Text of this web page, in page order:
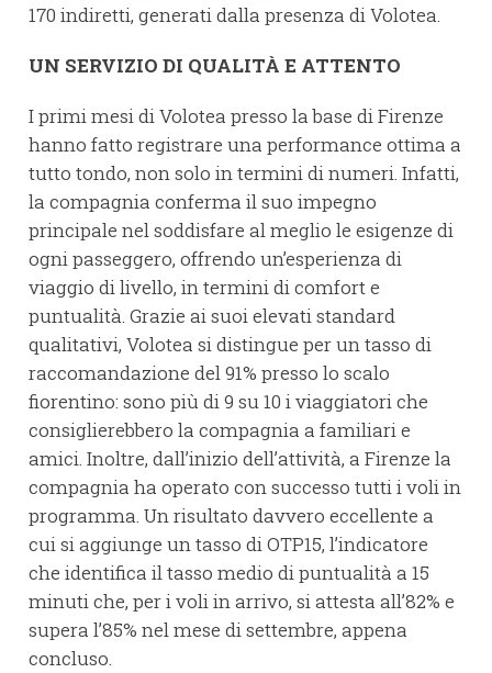
170 indiretti, generati dalla presenza di Volotea.
UN SERVIZIO DI QUALITÀ E ATTENTO
I primi mesi di Volotea presso la base di Firenze
hanno fatto registrare una performance ottima a
tutto tondo, non solo in termini di numeri. Infatti,
la compagnia conferma il suo impegno
principale nel soddisfare al meglio le esigenze di
ogni passeggero, offrendo un’esperienza di
viaggio di livello, in termini di comfort e
puntualità. Grazie ai suoi elevati standard
qualitativi, Volotea si distingue per un tasso di
raccomandazione del 91% presso lo scalo
fiorentino: sono più di 9 su 10 i viaggiatori che
consiglierebbero la compagnia a familiari e
amici. Inoltre, dall’inizio dell’attività, a Firenze la
compagnia ha operato con successo tutti i voli in
programma. Un risultato davvero eccellente a
cui si aggiunge un tasso di OTP15, l’indicatore
che identifica il tasso medio di puntualità a 15
minuti che, per i voli in arrivo, si attesta all’82% e
supera l’85% nel mese di settembre, appena
concluso.